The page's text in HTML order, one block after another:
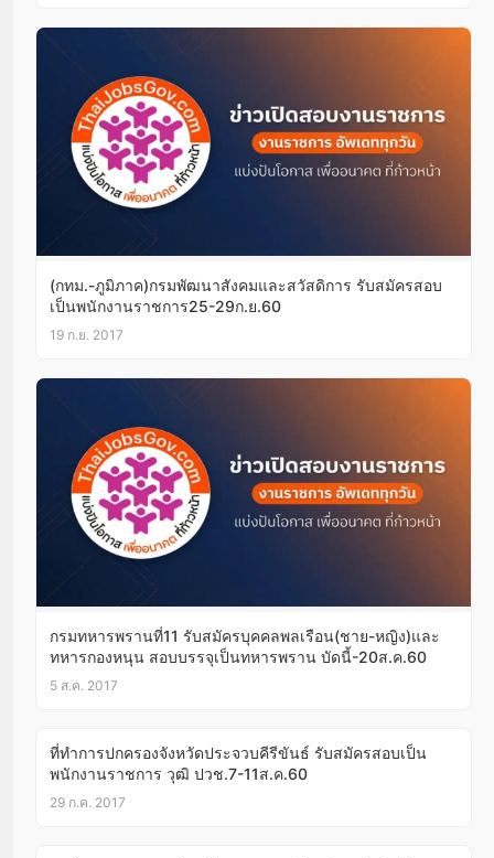
(กทม.-ภูมิภาค)กรมพัฒนาสังคมและสวัสดิการ รับสมัครสอบ
เป็นพนักงานราชการ25-29ก.ย.60
19 ก.ย. 2017
กรมทหารพรานที่11 รับสมัครบุคคลพลเรือน(ชาย-หญิง)และ
ทหารกองหนุน สอบบรรจุเป็นทหารพราน บัดนี้-20ส.ค.60
5 ส.ค. 2017
ที่ทำการปกครองจังหวัดประจวบคีรีขันธ์ รับสมัครสอบเป็น
พนักงานราชการ วุฒิ ปวช.7-11ส.ค.60
29 ก.ค. 2017